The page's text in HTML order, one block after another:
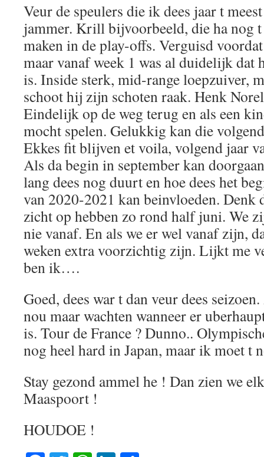
Veur de speulers die ik dees jaar t
jammer. Krill bijvoorbeeld, die ha nog
maken in de play-offs. Verguisd
maar vanaf week 1 was al duidelijk dat
is. Inside sterk, mid-range loepzuiver,
schoot hij zijn schoten raak. Henk
Eindelijk op de weg terug en als een
mocht spelen. Gelukkig kan die
Ekkes fit blijven et voila, volgend jaar
Als da begin in september kan
lang dees nog duurt en hoe dees het
van 2020-2021 kan beinvloeden. Denk
zicht op hebben zo rond half juni. We
nie vanaf. En als we er wel vanaf zijn,
weken extra voorzichtig zijn. Lijkt me
ben ik….
Goed, dees war t dan veur dees
nou maar wachten wanneer er
is. Tour de France ? Dunno..
nog heel hard in Japan, maar ik moet t
Stay gezond ammel he ! Dan zien we
Maaspoort !
HOUDOE !